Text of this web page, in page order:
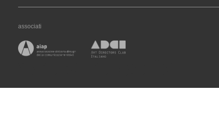
associati
we are solid.